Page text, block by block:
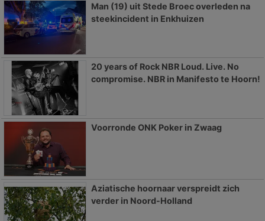
Man (19) uit Stede Broec overleden na
steekincident in Enkhuizen
20 years of Rock NBR Loud. Live. No
compromise. NBR in Manifesto te Hoorn!
Voorronde ONK Poker in Zwaag
Aziatische hoornaar verspreidt zich
verder in Noord-Holland